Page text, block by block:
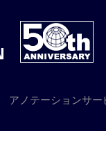
アノテーションサー